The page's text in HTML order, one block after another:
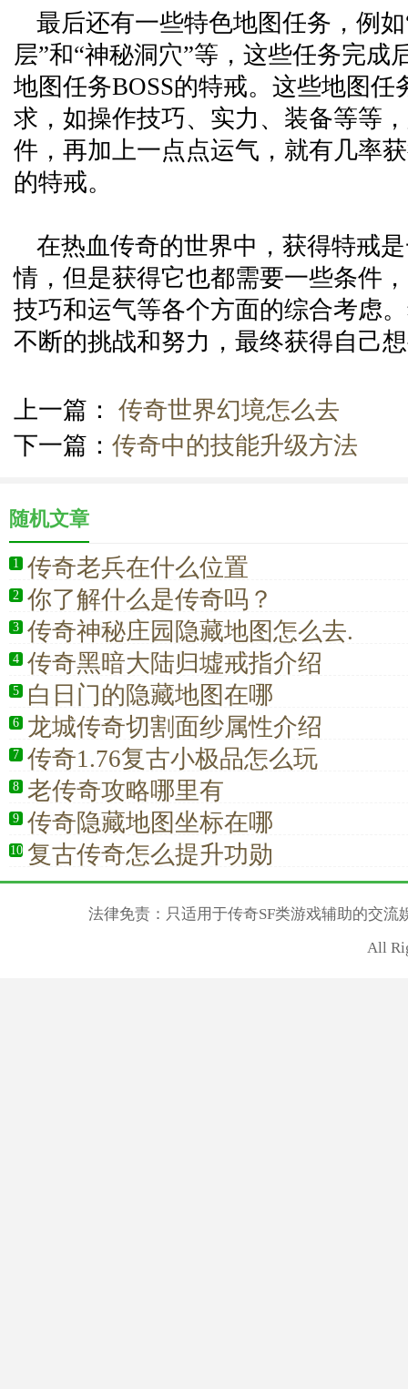
最后还有一些特色地图任务，例
层”和“神秘洞穴”等，这些任务完成
地图任务BOSS的特戒。这些地图任
求，如操作技巧、实力、装备等等
件，再加上一点点运气，就有几率
的特戒。
在热血传奇的世界中，获得特戒
情，但是获得它也都需要一些条件
技巧和运气等各个方面的综合考虑
不断的挑战和努力，最终获得自己
上一篇：
传奇世界幻境怎么去
下一篇： 传奇中的技能升级方法
随机文章
1 传奇老兵在什么位置
2 你了解什么是传奇吗？
3 传奇神秘庄园隐藏地图怎么去.
4 传奇黑暗大陆归墟戒指介绍
5 白日门的隐藏地图在哪
6 龙城传奇切割面纱属性介绍
7 传奇1.76复古小极品怎么玩
8 老传奇攻略哪里有
9 传奇隐藏地图坐标在哪
10 复古传奇怎么提升功勋
法律免责：只适用于传奇SF类游戏辅助的交
All